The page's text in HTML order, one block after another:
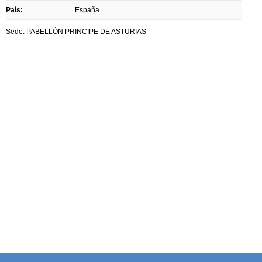
País: España
Sede: PABELLÓN PRINCIPE DE ASTURIAS